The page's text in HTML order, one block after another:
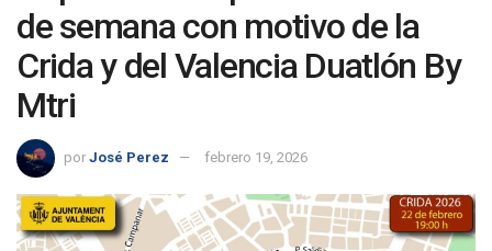
de semana con motivo de la
Crida y del Valencia Duatlón By
Mtri
por José Perez febrero 19, 2026